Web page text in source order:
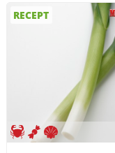
RECEPT